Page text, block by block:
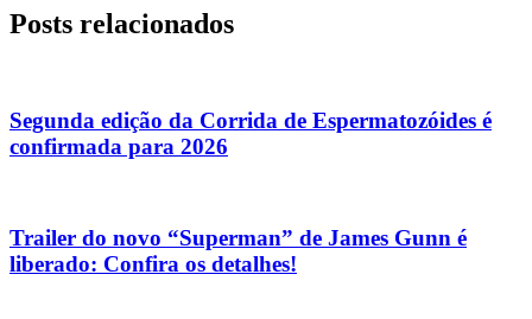
Posts relacionados
Segunda edição da Corrida de Espermatozóides é
confirmada para 2026
Trailer do novo “Superman” de James Gunn é
liberado: Confira os detalhes!